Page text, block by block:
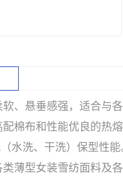
、悬垂感强，适合与
棉布和性能优良的热
、干洗）保型性能。
薄型女装雪纺面料及各